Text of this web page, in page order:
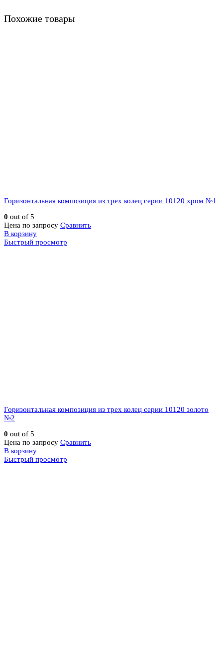
Похожие товары
Горизонтальная композиция из трех колец серии 10120 хром №1
0 out of 5
Цена по запросу Сравнить
В корзину
Быстрый просмотр
Горизонтальная композиция из трех колец серии 10120 золото
№2
0 out of 5
Цена по запросу Сравнить
В корзину
Быстрый просмотр